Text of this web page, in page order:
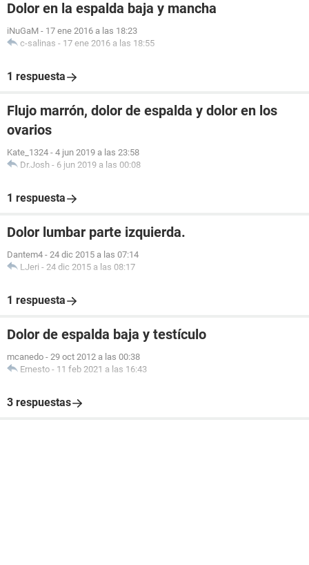
Dolor en la espalda baja y mancha
iNuGaM - 17 ene 2016 a las 18:23
c-salinas - 17 ene 2016 a las 18:55
1 respuesta
Flujo marrón, dolor de espalda y dolor en los
ovarios
Kate_1324 - 4 jun 2019 a las 23:58
Dr.Josh - 6 jun 2019 a las 00:08
1 respuesta
Dolor lumbar parte izquierda.
Dantem4 - 24 dic 2015 a las 07:14
LJeri - 24 dic 2015 a las 08:17
1 respuesta
Dolor de espalda baja y testículo
mcanedo - 29 oct 2012 a las 00:38
Ernesto - 11 feb 2021 a las 16:43
3 respuestas